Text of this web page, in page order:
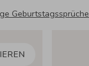
Geburtstagssprüche